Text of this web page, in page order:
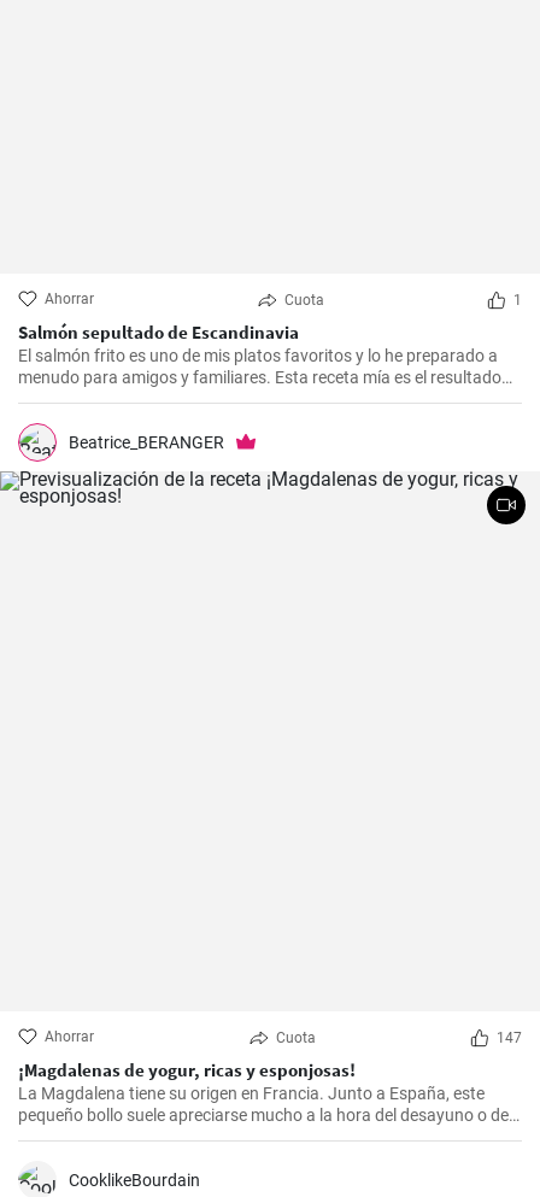
Ahorrar Cuota 1
Salmón sepultado de Escandinavia
El salmón frito es uno de mis platos favoritos y lo he preparado a
menudo para amigos y familiares. Esta receta mía es el resultado
de mucha experimentación y personalización. Lo sorprendente es
que es increíblemente fácil de hacer y, a la vez, tan sabrosa e
impresionante. Un trozo de filete de salmón fresco se marina en un
encurtido picante y está listo para servir al cabo de dos días.
Beatrice_BERANGER
Ahorrar Cuota 147
¡Magdalenas de yogur, ricas y esponjosas!
La Magdalena tiene su origen en Francia. Junto a España, este
pequeño bollo suele apreciarse mucho a la hora del desayuno o de
la merienda. ¡Con la receta que os propongo hoy, vuestras
CooklikeBourdain